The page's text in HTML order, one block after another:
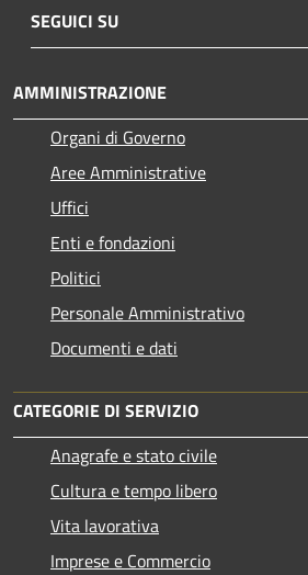
SEGUICI SU
AMMINISTRAZIONE
Organi di Governo
Aree Amministrative
Uffici
Enti e fondazioni
Politici
Personale Amministrativo
Documenti e dati
CATEGORIE DI SERVIZIO
Anagrafe e stato civile
Cultura e tempo libero
Vita lavorativa
Imprese e Commercio